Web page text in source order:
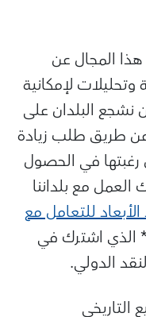
المجال عن
لإمكانية
نشجع البلدان على
طريق طلب زيادة
رغبتها في الحصول
مع بلداننا
للتعامل مع
* الذي اشترك في
الدولي.
التاريخي